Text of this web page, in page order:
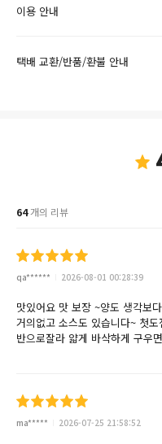
이용 안내
택배 교환/반품/환불 안내
64개의 리뷰
qa****** 2026-08-01 00:28:39
맛있어요 맛 보장 ~양도 생각보
거의없고 소스도 있습니다~ 첫
반으로잘라 얇게 바삭하게 구우
ma***** 2026-07-25 21:58:52